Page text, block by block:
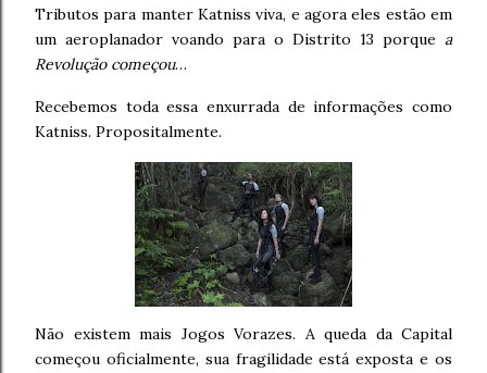
Tributos para manter Katniss viva, e agora eles estão em
um aeroplanador voando para o Distrito 13 porque a
Revolução começou…
Recebemos toda essa enxurrada de informações como
Katniss. Propositalmente.
Não existem mais Jogos Vorazes. A queda da Capital
começou oficialmente, sua fragilidade está exposta e os